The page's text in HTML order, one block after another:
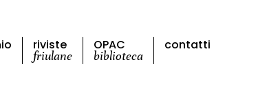
riviste
friulane
OPAC
biblioteca
contatti